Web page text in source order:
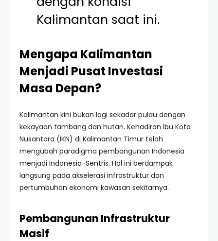
Kalimantan saat ini.
Mengapa Kalimantan
Menjadi Pusat Investasi
Masa Depan?
Kalimantan kini bukan lagi sekadar pulau dengan
kekayaan tambang dan hutan. Kehadiran Ibu Kota
Nusantara (IKN) di Kalimantan Timur telah
mengubah paradigma pembangunan Indonesia
menjadi Indonesia-Sentris. Hal ini berdampak
langsung pada akselerasi infrastruktur dan
pertumbuhan ekonomi kawasan sekitarnya.
Pembangunan Infrastruktur
Masif